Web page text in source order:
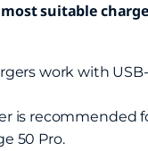
suitable
work with
is recommended
50 Pro.